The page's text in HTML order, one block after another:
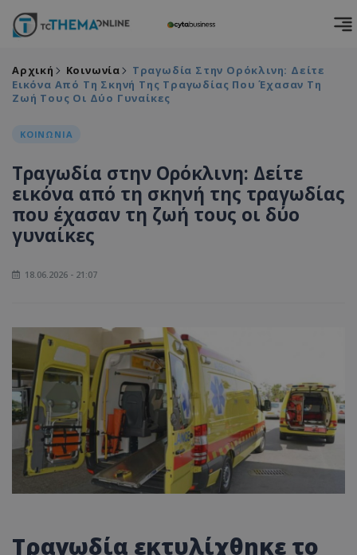
Αρχική Κοινωνία
Τραγωδία Στην Ορόκλινη: Δείτε
Εικόνα Από Τη Σκηνή Της Τραγωδίας Που Έχασαν Τη
Ζωή Τους Οι Δύο Γυναίκες
ΚΟΙΝΩΝΙΑ
Τραγωδία στην Ορόκλινη: Δείτε
εικόνα από τη σκηνή της τραγωδίας
που έχασαν τη ζωή τους οι δύο
γυναίκες
18.06.2026 - 21:07
Τραγωδία εκτυλίχθηκε το